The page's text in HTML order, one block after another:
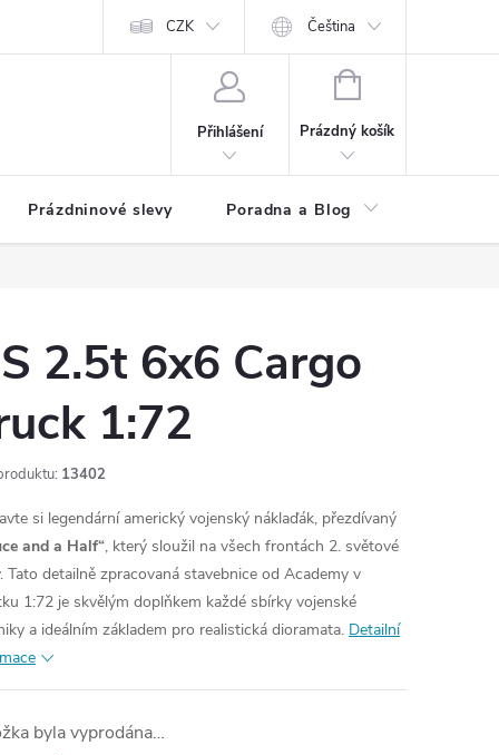
Hodnocení obchodu
CZK Čeština
Přihlášení
NÁKUPNÍ
Prázdný košík
Prázdninové slevy Poradna a Blog
2.5t 6x6 Cargo
1:72
13402
si legendární americký vojenský náklaďák, přezdívaný
and a Half“, který sloužil na všech frontách 2. světové
Tato detailně zpracovaná stavebnice od Academy v
1:72 je skvělým doplňkem každé sbírky vojenské
a ideálním základem pro realistická dioramata. Detailní
byla vyprodána…